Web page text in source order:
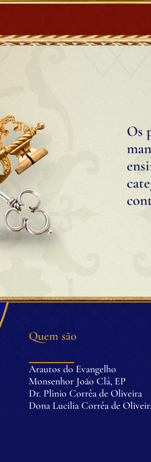
Os
Quem são
Arautos do Evangelho
Monsenhor João Clá, EP
Dr. Plinio Corrêa de Oliveira
Dona Lucilia Corrêa de